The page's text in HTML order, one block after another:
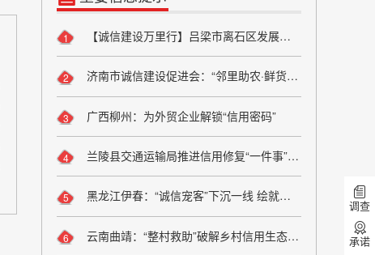
【诚信建设万里行】吕梁市离石区发展和改革局严守粮食安全底线 弘扬粮食行业诚信风尚
1
济南市诚信建设促进会：“邻里助农·鲜货进社区”座谈会成功举办 搭建“田间到餐桌”直供桥梁
2
广西柳州：为外贸企业解锁“信用密码”
3
兰陵县交通运输局推进信用修复“一件事”改革
4
黑龙江伊春：“诚信宠客”下沉一线 绘就旅游服务新图景
5
云南曲靖：“整村救助”破解乡村信用生态修复难题
6
调查
承诺